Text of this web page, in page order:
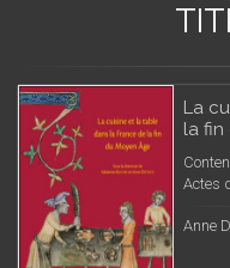
La
la fin
Actes
Anne